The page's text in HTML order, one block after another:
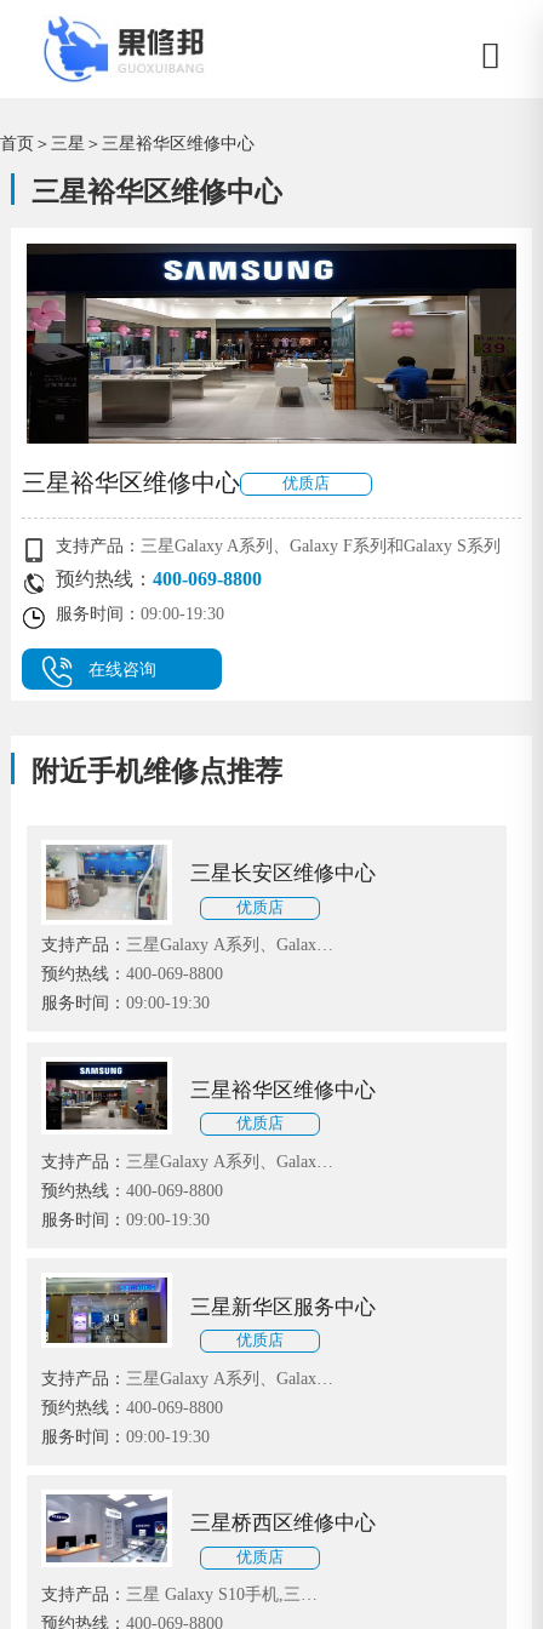
首页＞三星 ＞三星裕华区维修中心
三星裕华区维修中心
三星裕华区维修中心 优质店
支持产品：三星Galaxy A系列、Galaxy F系列和Galaxy S系列
预约热线：400-069-8800
服务时间：09:00-19:30
在线咨询
附近手机维修点推荐
三星长安区维修中心
优质店
支持产品： 三星Galaxy A系列、Galaxy
F系列和Galaxy S系列
预约热线： 400-069-8800
服务时间： 09:00-19:30
三星裕华区维修中心
优质店
支持产品： 三星Galaxy A系列、Galaxy
F系列和Galaxy S系列
预约热线： 400-069-8800
服务时间： 09:00-19:30
三星新华区服务中心
优质店
支持产品： 三星Galaxy A系列、Galaxy
F系列和Galaxy S系列
预约热线： 400-069-8800
服务时间： 09:00-19:30
三星桥西区维修中心
优质店
支持产品： 三星 Galaxy S10手机,三星
Galaxy Note系列手机维修,三星全系手
预约热线： 400-069-8800